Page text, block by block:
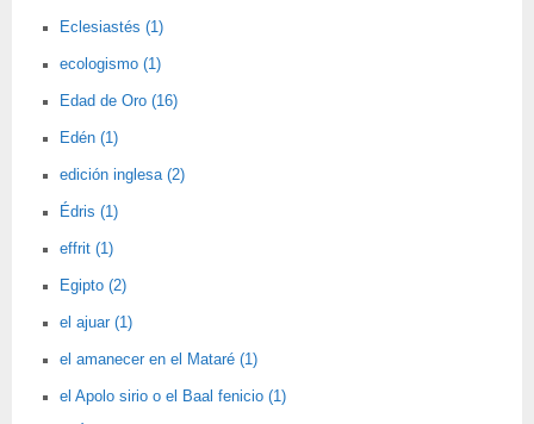
Eclesiastés (1)
ecologismo (1)
Edad de Oro (16)
Edén (1)
edición inglesa (2)
Édris (1)
effrit (1)
Egipto (2)
el ajuar (1)
el amanecer en el Mataré (1)
el Apolo sirio o el Baal fenicio (1)